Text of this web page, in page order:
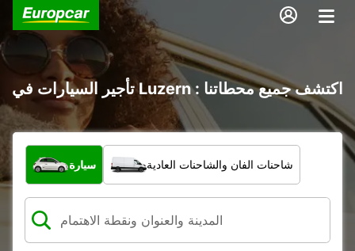
تأجير السيارات في Luzern : اكتشف جميع محطاتنا
ما نوع المركبة؟
سيارة شاحنات الفان والشاحنات العادية